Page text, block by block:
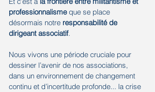
professionnalisme que se place
désormais notre responsabilité de
dirigeant associatif.
Nous vivons une période cruciale pour
dessiner l’avenir de nos associations,
dans un environnement de changement
continu et d’incertitude profonde... la crise